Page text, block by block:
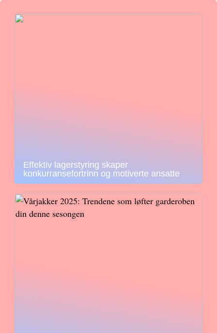
Effektiv lagerstyring skaper
konkurransefortrinn og motiverte ansatte